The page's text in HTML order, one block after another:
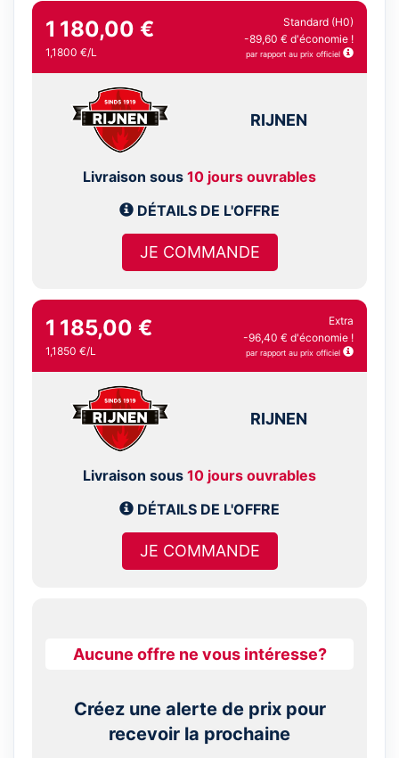
1 180,00 €
1,1800 €/L
Standard (H0)
-89,60 € d'économie !
par rapport au prix officiel
RIJNEN
Livraison sous 10 jours ouvrables
DÉTAILS DE L'OFFRE
JE COMMANDE
1 185,00 €
1,1850 €/L
Extra
-96,40 € d'économie !
par rapport au prix officiel
RIJNEN
Livraison sous 10 jours ouvrables
DÉTAILS DE L'OFFRE
JE COMMANDE
Aucune offre ne vous intéresse?
Créez une alerte de prix pour
recevoir la prochaine